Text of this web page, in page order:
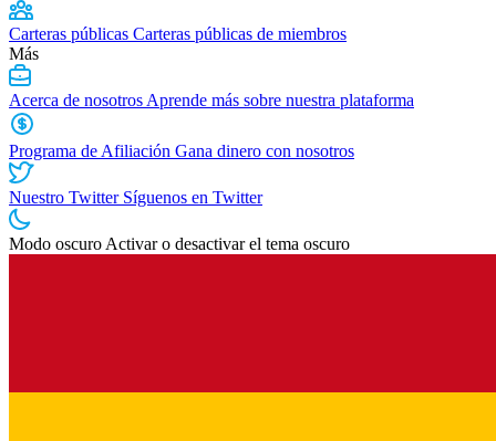
Carteras públicas Carteras públicas de miembros
Más
Acerca de nosotros Aprende más sobre nuestra plataforma
Programa de Afiliación Gana dinero con nosotros
Nuestro Twitter Síguenos en Twitter
Modo oscuro Activar o desactivar el tema oscuro